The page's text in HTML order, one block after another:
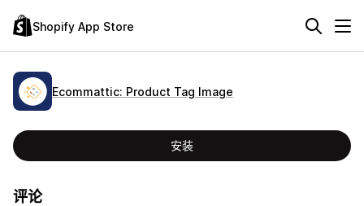
Shopify App Store
Ecommattic: Product Tag Image
安装
评论